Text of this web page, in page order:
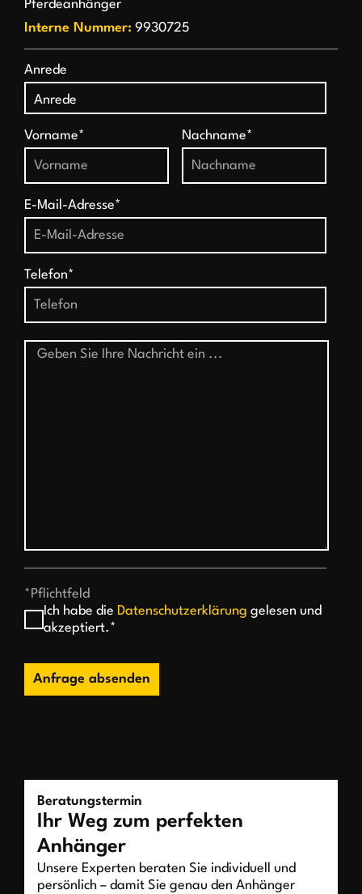
Pferdeanhänger
Interne Nummer: 9930725
Anrede
Vorname* Nachname*
E-Mail-Adresse*
Telefon*
*Pflichtfeld
Ich habe die Datenschutzerklärung gelesen und
akzeptiert.*
Anfrage absenden
Beratungstermin
Ihr Weg zum perfekten
Anhänger
Unsere Experten beraten Sie individuell und
persönlich – damit Sie genau den Anhänger